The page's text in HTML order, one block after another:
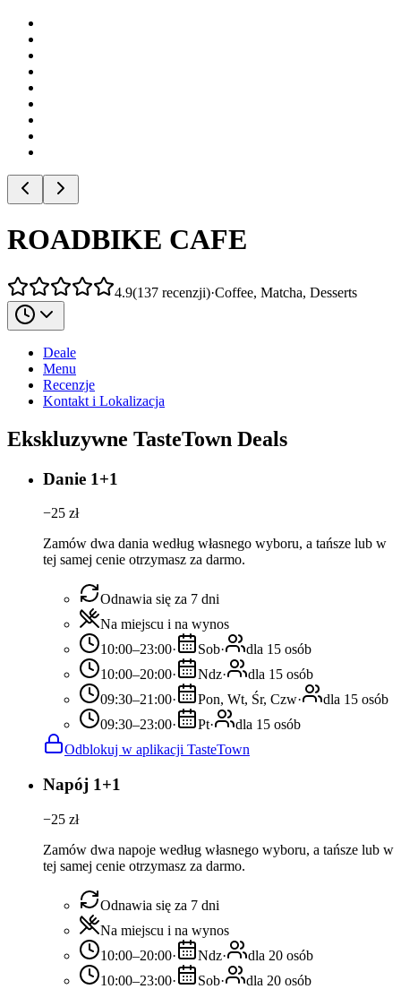
ROADBIKE CAFE
4.9(137 recenzji)·Coffee, Matcha, Desserts
Deale
Menu
Recenzje
Kontakt i Lokalizacja
Ekskluzywne TasteTown Deals
Danie 1+1
−25 zł
Zamów dwa dania według własnego wyboru, a tańsze lub w
tej samej cenie otrzymasz za darmo.
Odnawia się za 7 dni
Na miejscu i na wynos
10:00–23:00· Sob·
dla 15 osób
10:00–20:00· Ndz·
dla 15 osób
09:30–21:00· Pon, Wt, Śr, Czw·
dla 15 osób
09:30–23:00· Pt·
dla 15 osób
Odblokuj w aplikacji TasteTown
Napój 1+1
−25 zł
Zamów dwa napoje według własnego wyboru, a tańsze lub w
tej samej cenie otrzymasz za darmo.
Odnawia się za 7 dni
Na miejscu i na wynos
10:00–20:00· Ndz·
dla 20 osób
10:00–23:00· Sob·
dla 20 osób